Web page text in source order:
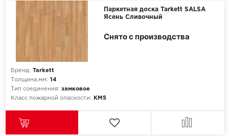
Паркетная доска Tarkett SALSA
Ясень Сливочный
Бренд: Tarkett
Толщина,мм: 14
Тип соединения: замковое
Класс пожарной опасности:
КМ5
Снято с производства